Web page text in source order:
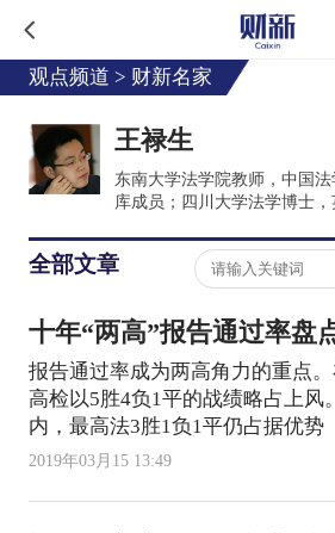
观点频道 > 财新名家
王禄生
东南大学法学院教师，中国
库成员；四川大学法学博士，
在《法学》《法制与社会发
刊上发表论述多篇，微信公众
全部文章
十年“两高”报告通过率盘
报告通过率成为两高角力的重点
高检以5胜4负1平的战绩略占上风
内，最高法3胜1负1平仍占据优势
2019年03月15 13:49